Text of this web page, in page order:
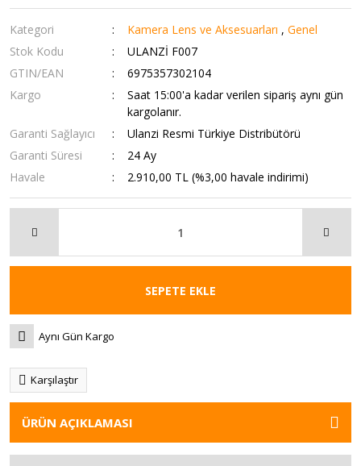
Kategori Kamera Lens ve Aksesuarları ,Genel
Stok Kodu
ULANZİ F007
GTIN/EAN
6975357302104
Kargo
Saat 15:00'a kadar verilen sipariş aynı gün
kargolanır.
Garanti Sağlayıcı
Ulanzi Resmi Türkiye Distribütörü
Garanti Süresi
24 Ay
Havale
2.910,00 TL (%3,00 havale indirimi)
SEPETE EKLE
Aynı Gün Kargo
Karşılaştır
ÜRÜN AÇIKLAMASI